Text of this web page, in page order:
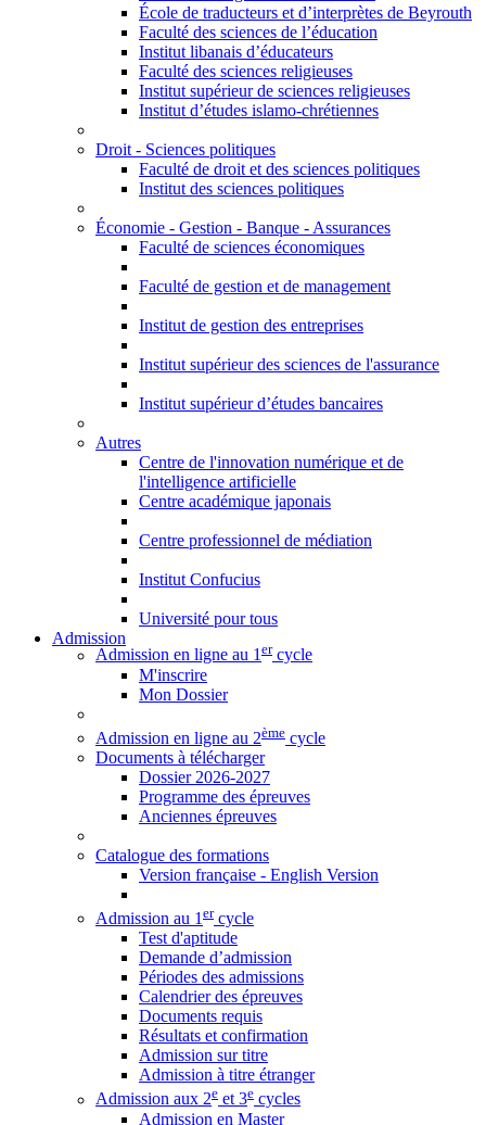
École de traducteurs et d’interprètes de Beyrouth
Faculté des sciences de l’éducation
Institut libanais d’éducateurs
Faculté des sciences religieuses
Institut supérieur de sciences religieuses
Institut d’études islamo-chrétiennes
Droit - Sciences politiques
Faculté de droit et des sciences politiques
Institut des sciences politiques
Économie - Gestion - Banque - Assurances
Faculté de sciences économiques
Faculté de gestion et de management
Institut de gestion des entreprises
Institut supérieur des sciences de l'assurance
Institut supérieur d’études bancaires
Autres
Centre de l'innovation numérique et de
l'intelligence artificielle
Centre académique japonais
Centre professionnel de médiation
Institut Confucius
Université pour tous
Admission
Admission en ligne au 1ercycle
M'inscrire
Mon Dossier
Admission en ligne au 2ème cycle
Documents à télécharger
Dossier 2026-2027
Programme des épreuves
Anciennes épreuves
Catalogue des formations
Version française - English Version
Admission au 1 ercycle
Test d'aptitude
Demande d’admission
Périodes des admissions
Calendrier des épreuves
Documents requis
Résultats et confirmation
Admission sur titre
Admission à titre étranger
Admission aux 2e et 3e cycles
Admission en Master